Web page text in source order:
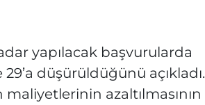
yapılacak başvurularda
29’a düşürüldüğünü açıkladı.
azaltılmasının